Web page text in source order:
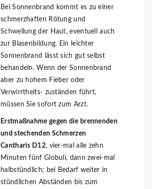
Bei Sonnenbrand kommt es zu einer
schmerzhaften Rötung und
Schwellung der Haut, eventuell auch
zur Blasenbildung. Ein leichter
Sonnenbrand lässt sich gut selbst
behandeln. Wenn der Sonnenbrand
aber zu hohem Fieber oder
Verwirrtheits- zuständen führt,
müssen Sie sofort zum Arzt.
Erstmaßnahme gegen die brennenden
und stechenden Schmerzen
Cantharis D12, vier-mal alle zehn
Minuten fünf Globuli, dann zwei-mal
halbstündlich; bei Bedarf weiter in
stündlichen Abständen bis zum